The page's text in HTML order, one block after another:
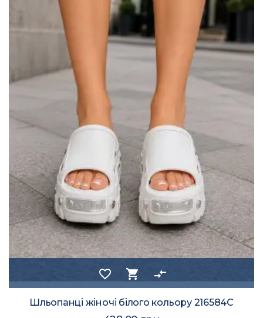
favorite_border shopping_cart compare_arrows
Шльопанці жіночі білого кольору 216584C